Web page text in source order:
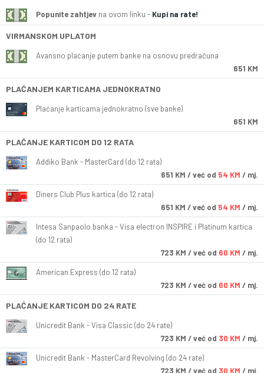
Popunite zahtjev na ovom linku - Kupi na rate!
VIRMANSKOM UPLATOM
Avansno plaćanje putem banke na osnovu predračuna
651 KM
PLAĆANJEM KARTICAMA JEDNOKRATNO
Plaćanje karticama jednokratno (sve banke)
651 KM
PLAĆANJE KARTICOM DO 12 RATA
Addiko Bank - MasterCard (do 12 rata)
651 KM / već od 54 KM / mj.
Diners Club Plus kartica (do 12 rata)
651 KM / već od 54 KM / mj.
Intesa Sanpaolo banka - Visa electron INSPIRE i Platinum kartica
(do 12 rata)
723 KM / već od 60 KM / mj.
American Express (do 12 rata)
723 KM / već od 60 KM / mj.
PLAĆANJE KARTICOM DO 24 RATE
Unicredit Bank - Visa Classic (do 24 rate)
723 KM / već od 30 KM / mj.
Unicredit Bank - MasterCard Revolving (do 24 rate)
723 KM / već od 30 KM / mj.